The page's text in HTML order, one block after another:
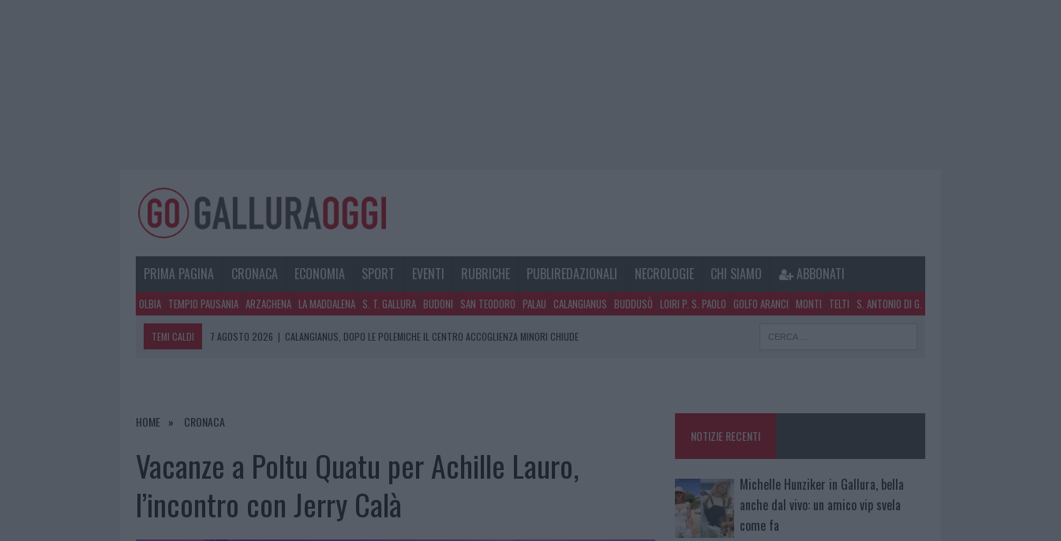
PRIMA PAGINA CRONACA ECONOMIA SPORT EVENTI RUBRICHE PUBLIREDAZIONALI NECROLOGIE CHI SIAMO ABBONATI
OLBIA TEMPIO PAUSANIA ARZACHENA LA MADDALENA S. T. GALLURA BUDONI SAN TEODORO PALAU CALANGIANUS BUDDUSÒ LOIRI P. S. PAOLO GOLFO ARANCI MONTI TELTI S. ANTONIO DI G.
TEMI CALDI 7 AGOSTO 2026 | CALANGIANUS, DOPO LE POLEMICHE IL CENTRO ACCOGLIENZA MINORI CHIUDE
7 AGOSTO 2026
|
HOME CRONACA
Vacanze a Poltu Quatu per Achille Lauro,
l’incontro con Jerry Calà
NOTIZIE RECENTI
Michelle Hunziker in Gallura, bella
anche dal vivo: un amico vip svela
come fa